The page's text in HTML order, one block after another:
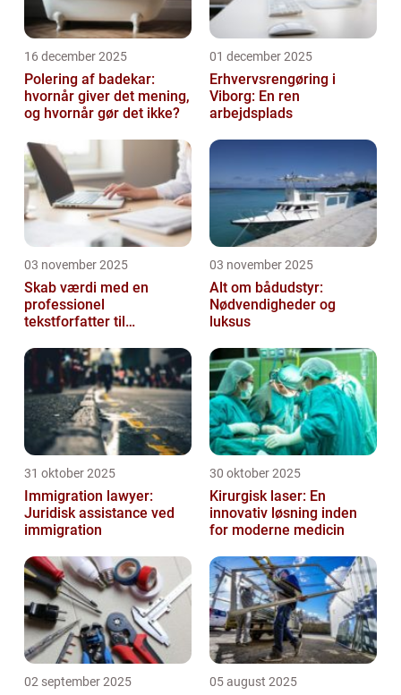
16 december 2025
Polering af badekar:
hvornår giver det mening,
og hvornår gør det ikke?
01 december 2025
Erhvervsrengøring i
Viborg: En ren
arbejdsplads
03 november 2025
Skab værdi med en
professionel
tekstforfatter til
03 november 2025
Alt om bådudstyr:
Nødvendigheder og
luksus
31 oktober 2025
Immigration lawyer:
Juridisk assistance ved
immigration
30 oktober 2025
Kirurgisk laser: En
innovativ løsning inden
for moderne medicin
02 september 2025 05 august 2025